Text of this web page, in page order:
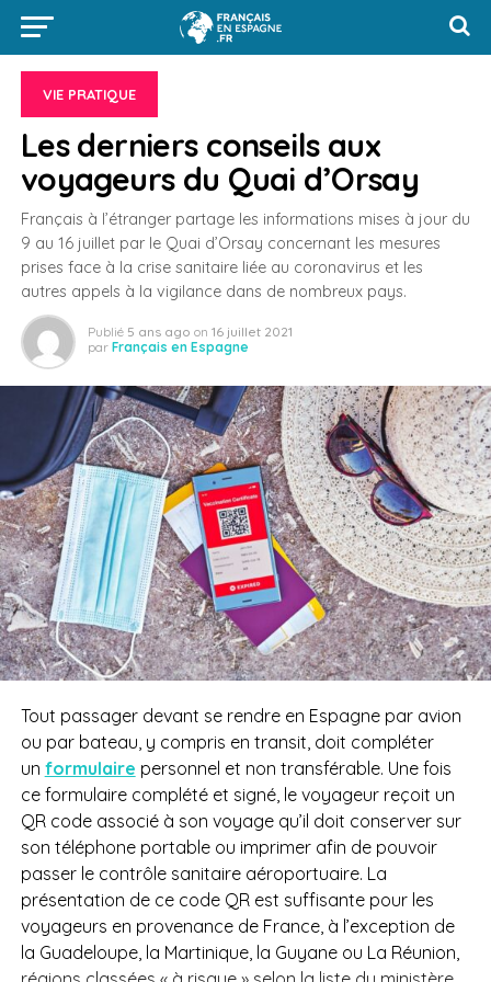
VIE PRATIQUE
Les derniers conseils aux
voyageurs du Quai d’Orsay
Français à l’étranger partage les informations mises à jour du
9 au 16 juillet par le Quai d’Orsay concernant les mesures
prises face à la crise sanitaire liée au coronavirus et les
autres appels à la vigilance dans de nombreux pays.
Publié 5 ans ago on 16 juillet 2021
par Français en Espagne
Tout passager devant se rendre en Espagne par avion
ou par bateau, y compris en transit, doit compléter
un formulaire personnel et non transférable. Une fois
ce formulaire complété et signé, le voyageur reçoit un
QR code associé à son voyage qu’il doit conserver sur
son téléphone portable ou imprimer afin de pouvoir
passer le contrôle sanitaire aéroportuaire. La
présentation de ce code QR est suffisante pour les
voyageurs en provenance de France, à l’exception de
la Guadeloupe, la Martinique, la Guyane ou La Réunion,